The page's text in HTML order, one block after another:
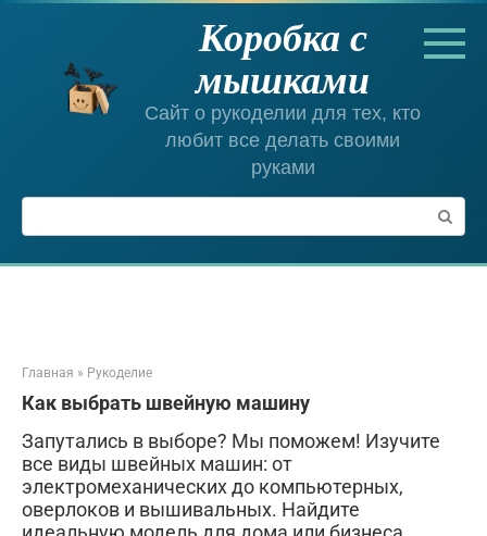
Перейти
Коробка с
мышками
Сайт о рукоделии для тех, кто
любит все делать своими
руками
Поиск:
Главная » Рукоделие
Как выбрать швейную машину
Запутались в выборе? Мы поможем! Изучите
все виды швейных машин: от
электромеханических до компьютерных,
оверлоков и вышивальных. Найдите